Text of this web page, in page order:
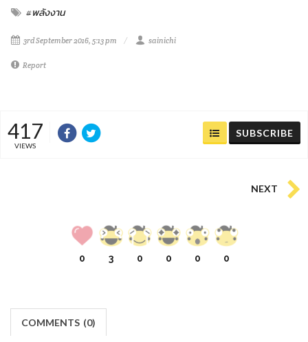
#พลังงาน
3rd September 2016, 5:13 pm sainichi
Report
417
VIEWS
SUBSCRIBE
NEXT
0 3 0 0 0 0
COMMENTS (0)